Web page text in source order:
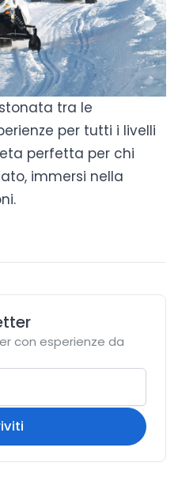
tra le
per tutti i livelli
perfetta per chi
immersi nella
con esperienze da